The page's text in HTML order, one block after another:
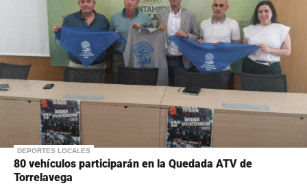
DEPORTES LOCALES
80 vehículos participarán en la Quedada ATV de
Torrelavega